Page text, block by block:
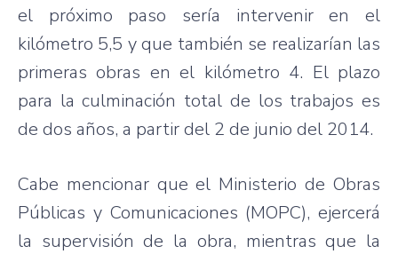
el próximo paso sería intervenir en el
kilómetro 5,5 y que también se realizarían las
primeras obras en el kilómetro 4. El plazo
para la culminación total de los trabajos es
de dos años, a partir del 2 de junio del 2014.
Cabe mencionar que el Ministerio de Obras
Públicas y Comunicaciones (MOPC), ejercerá
la supervisión de la obra, mientras que la